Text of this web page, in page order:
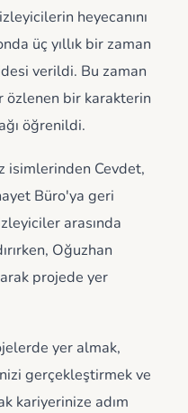
heyecanını
üç yıllık bir zaman
verildi. Bu zaman
özlenen bir karakterin
öğrenildi.
isimlerinden Cevdet,
Büro'ya geri
arasında
Oğuzhan
projede yer
yer almak,
gerçekleştirmek ve
kariyerinize adım